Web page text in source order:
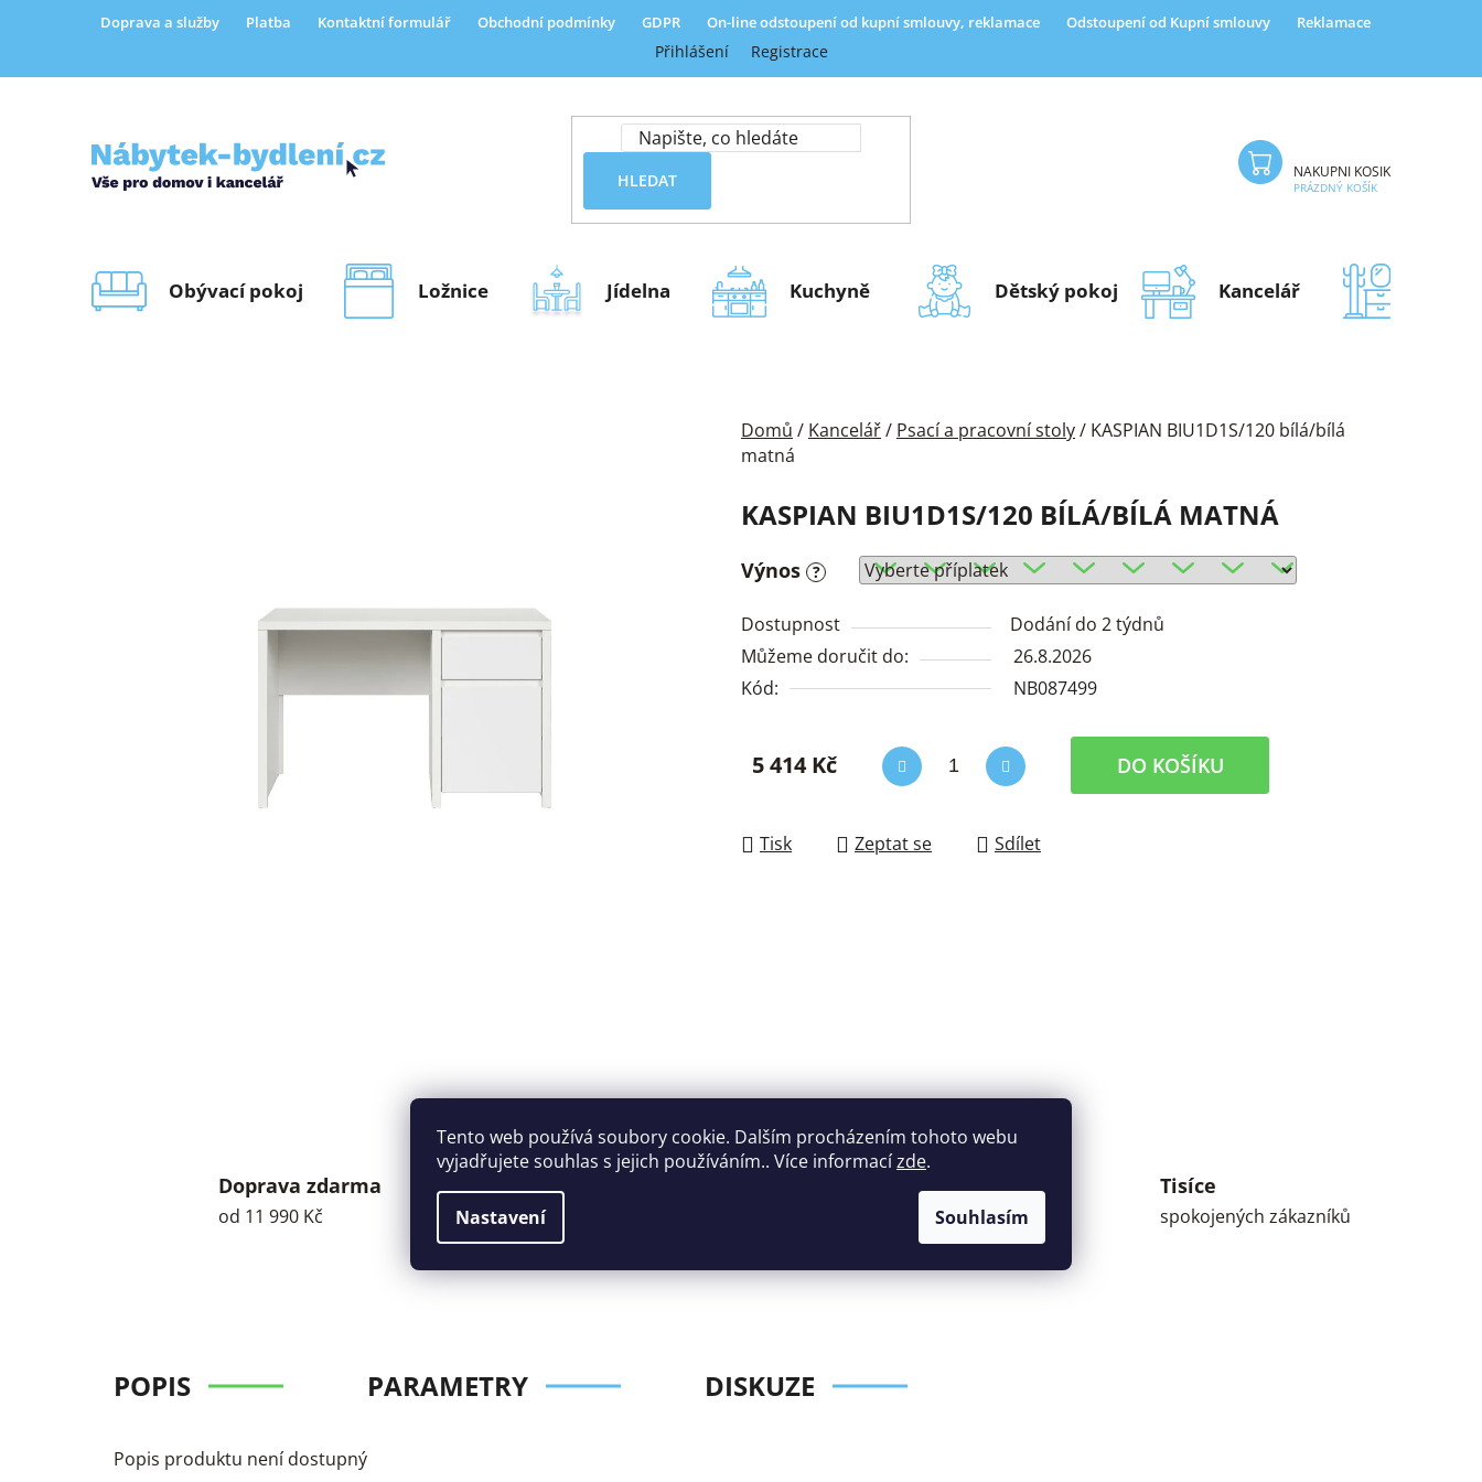
Tento web používá soubory cookie. Dalším procházením tohoto webu
vyjadřujete souhlas s jejich používáním.. Více informacízde.
Nastavení Souhlasím
Doprava a služby Platba Kontaktní formulář Obchodní podmínky GDPR On-line odstoupení od kupní smlouvy, reklamace Odstoupení od Kupní smlouvy Reklamace
Přihlášení Registrace
HLEDAT NÁKUPNÍ KOŠÍK
PRÁZDNÝ KOŠÍK
Obývací pokoj Ložnice Jídelna Kuchyně Dětský pokoj Kancelář
Domů / Kancelář/ Psací a pracovní stoly/ KASPIAN BIU1D1S/120 bílá/bílá
matná
KASPIAN BIU1D1S/120 BÍLÁ/BÍLÁ MATNÁ
Výnos ?
Dostupnost
Dodání do 2 týdnů
Můžeme doručit do:
26.8.2026
Kód:
NB087499
5 414 Kč DO KOŠÍKU
Tisk Zeptat se Sdílet
Doprava zdarma
od 11 990 Kč
Perfektní
zákaznická podpora
Široký výběr
nábytku za rozumné
Tisíce
spokojených zákazníků
POPIS PARAMETRY DISKUZE
Popis produktu není dostupný